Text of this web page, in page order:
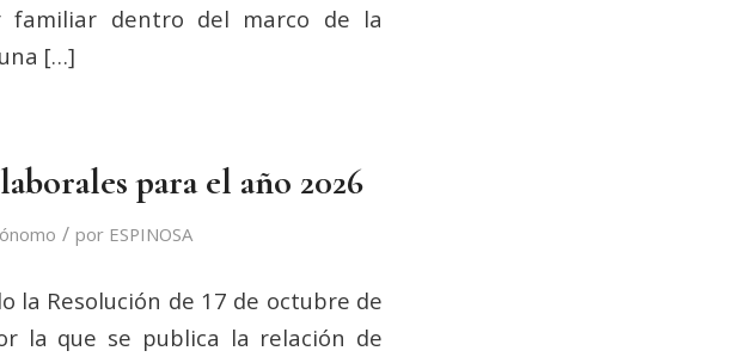
familiar dentro del marco de la
[…]
para el año 2026
/ por ESPINOSA
la Resolución de 17 de octubre de
la que se publica la relación de